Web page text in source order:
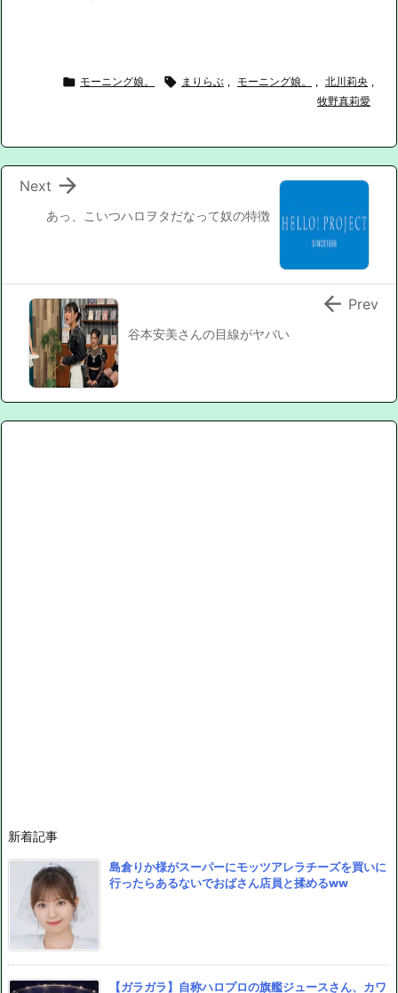
 モーニング娘。  まりらぶ , モーニング娘。 , 北川莉央 ,
牧野真莉愛
あっ、こいつハロヲタだなって奴の特徴

Next
谷本安美さんの目線がヤバい
 Prev
新着記事
島倉りか様がスーパーにモッツアレラチーズを買いに
行ったらあるないでおばさん店員と揉めるww
【ガラガラ】自称ハロプロの旗艦ジュースさん、カワ